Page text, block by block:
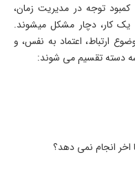
کمبود توجه در مدیریت زمان،
یک کار، دچار مشکل میشوند.
ارتباط، اعتماد به نفس، و
سه دسته تقسیم می شوند:
اخر انجام نمی دهد؟